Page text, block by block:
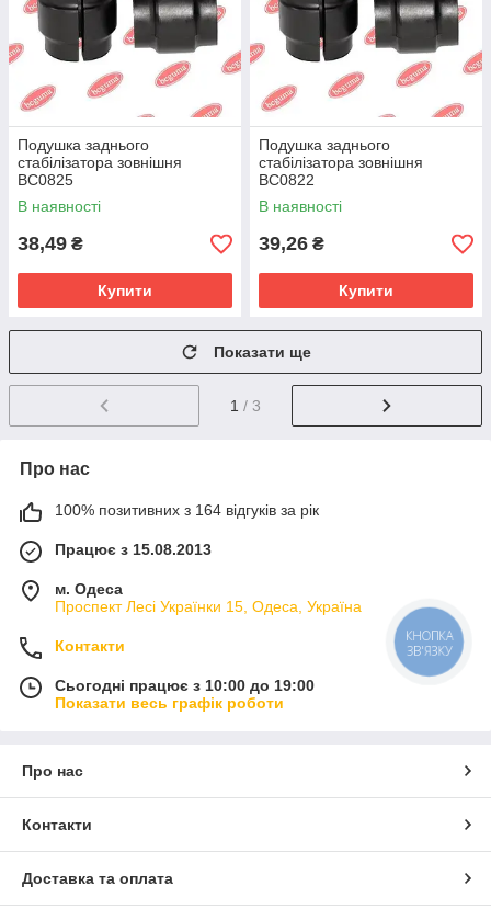
Подушка заднього
стабілізатора зовнішня
BC0825
В наявності
38,49 ₴
Купити
Подушка заднього
стабілізатора зовнішня
BC0822
В наявності
39,26 ₴
Купити
Показати ще
1 / 3
Про нас
100% позитивних з 164 відгуків за рік
Працює з 15.08.2013
м. Одеса
Проспект Лесі Українки 15, Одеса, Україна
Контакти
Сьогодні працює з 10:00 до 19:00
Показати весь графік роботи
Про нас
Контакти
Доставка та оплата
КНОПКА
ЗВ'ЯЗКУ